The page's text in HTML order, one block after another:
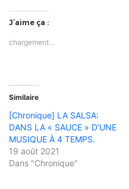
J’aime ça :
chargement…
Similaire
[Chronique] LA SALSA:
DANS LA « SAUCE » D’UNE
MUSIQUE À 4 TEMPS.
19 août 2021
Dans "Chronique"